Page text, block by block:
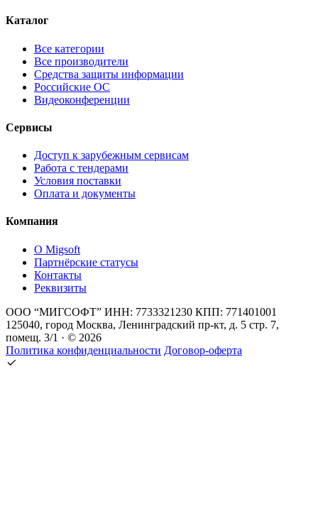
Каталог
Все категории
Все производители
Средства защиты информации
Российские ОС
Видеоконференции
Сервисы
Доступ к зарубежным сервисам
Работа с тендерами
Условия поставки
Оплата и документы
Компания
О Migsoft
Партнёрские статусы
Контакты
Реквизиты
ООО “МИГСОФТ” ИНН: 7733321230 КПП: 771401001
125040, город Москва, Ленинградский пр-кт, д. 5 стр. 7,
помещ. 3/1 · © 2026
Политика конфиденциальности Договор-оферта